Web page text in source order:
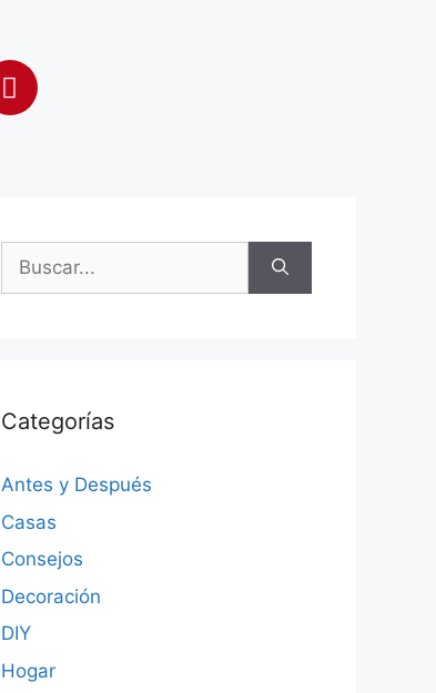
Categorías
Antes y Después
Casas
Consejos
Decoración
DIY
Hogar